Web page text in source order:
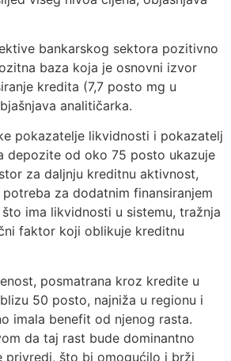
bankarskog sektora pozitivno
baza koja je osnovni izvor
kredita (7,7 posto mg u
analitičarka.
pokazatelje likvidnosti i pokazatelj
depozite od oko 75 posto ukazuje
za daljnju kreditnu aktivnost,
za dodatnim finansiranjem
ima likvidnosti u sistemu, tražnja
faktor koji oblikuje kreditnu
posmatrana kroz kredite u
50 posto, najniža u regionu i
imala benefit od njenog rasta.
da taj rast bude dominantno
privredi, što bi omogućilo i brži